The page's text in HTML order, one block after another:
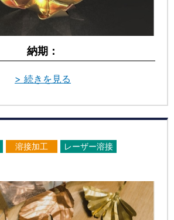
納期：
> 続きを見る
溶接加工
レーザー溶接